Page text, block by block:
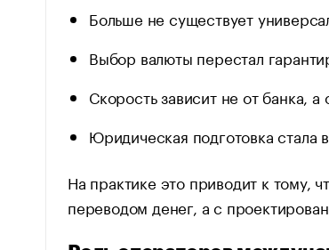
Больше не существует
Выбор валюты перестал
Скорость зависит не от банка,
Юридическая подготовка стала
На практике это приводит к тому,
переводом денег, а с